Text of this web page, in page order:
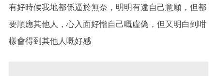
有好時候我地都係逼於無奈，明明有違自己意願，但都
要順應其他人，心入面好憎自己嘅虛偽，但又明白到咁
樣會得到其他人嘅好感